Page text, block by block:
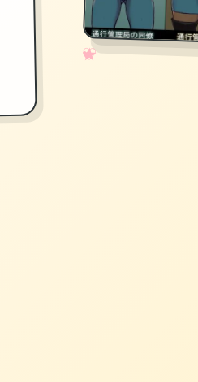
✧
♡
★
♥